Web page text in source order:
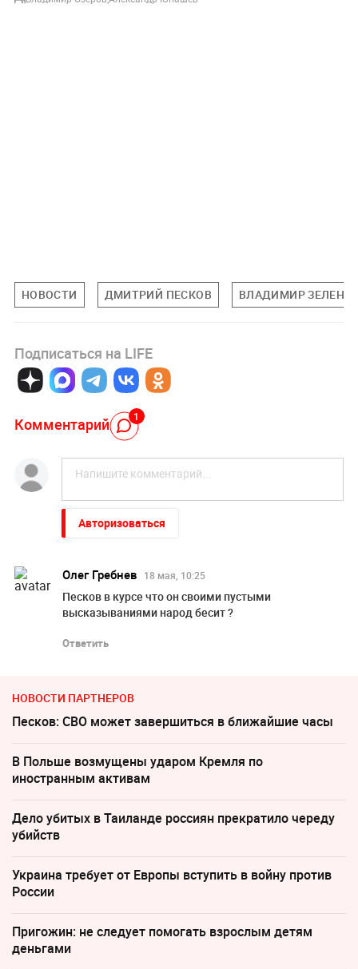
НОВОСТИ ДМИТРИЙ ПЕСКОВ ВЛАДИМИР
Подписаться на LIFE
Комментарий 1
Авторизоваться
Олег Гребнев 18 мая, 10:25
Песков в курсе что он своими пустыми
высказываниями народ бесит ?
Ответить
НОВОСТИ ПАРТНЕРОВ
Песков: СВО может завершиться в ближайшие часы
В Польше возмущены ударом Кремля по
иностранным активам
Дело убитых в Таиланде россиян прекратило череду
убийств
Украина требует от Европы вступить в войну против
России
Пригожин: не следует помогать взрослым детям
деньгами